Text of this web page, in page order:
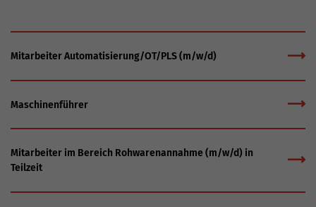
Mitarbeiter Automatisierung/OT/PLS (m/w/d)
Maschinenführer
Mitarbeiter im Bereich Rohwarenannahme (m/w/d) in
Teilzeit